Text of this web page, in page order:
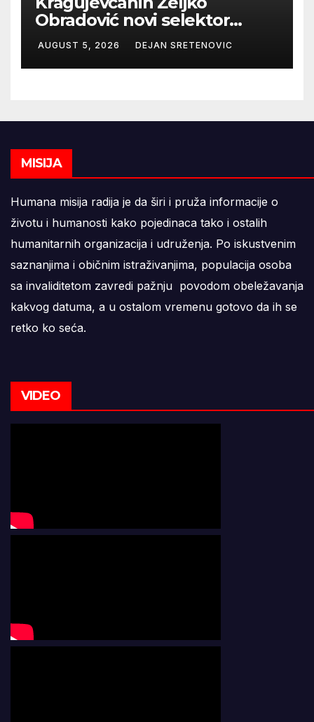
Obradović novi selektor
Atletske reprezentacije Srbije
AUGUST 5, 2026 DEJAN SRETENOVIC
MISIJA
Humana misija radija je da širi i pruža informacije o
životu i humanosti kako pojedinaca tako i ostalih
humanitarnih organizacija i udruženja. Po iskustvenim
saznanjima i običnim istraživanjima, populacija osoba
sa invaliditetom zavredi pažnju povodom obeležavanja
kakvog datuma, a u ostalom vremenu gotovo da ih se
retko ko seća.
VIDEO